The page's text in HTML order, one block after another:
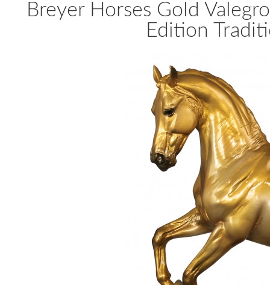
Breyer Horses Gold
Edition